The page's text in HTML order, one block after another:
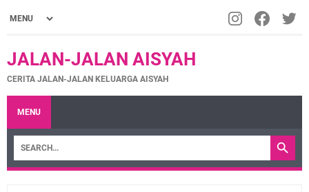
JALAN-JALAN AISYAH
CERITA JALAN-JALAN KELUARGA AISYAH
MENU